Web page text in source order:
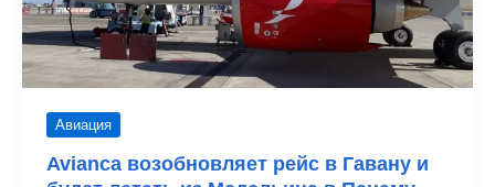
Авиация
Avianca возобновляет рейс в Гавану и